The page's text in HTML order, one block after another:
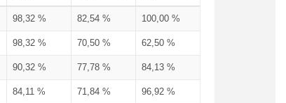
98,32 % 82,54 % 100,00 %
98,32 % 70,50 % 62,50 %
90,32 % 77,78 % 84,13 %
84,11 % 71,84 % 96,92 %